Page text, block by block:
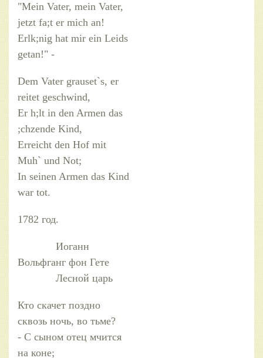
"Mein Vater, mein Vater,
jetzt fa;t er mich an!
Erlk;nig hat mir ein Leids
getan!" -
Dem Vater grauset`s, er
reitet geschwind,
Er h;lt in den Armen das
;chzende Kind,
Erreicht den Hof mit
Muh` und Not;
In seinen Armen das Kind
war tot.
1782 год.
Иоганн
Вольфганг фон Гете
Лесной царь
Кто скачет поздно
сквозь ночь, во тьме?
- С сыном отец мчится
на коне;